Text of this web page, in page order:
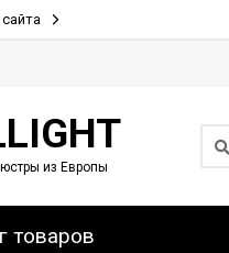
из Европы
товаров